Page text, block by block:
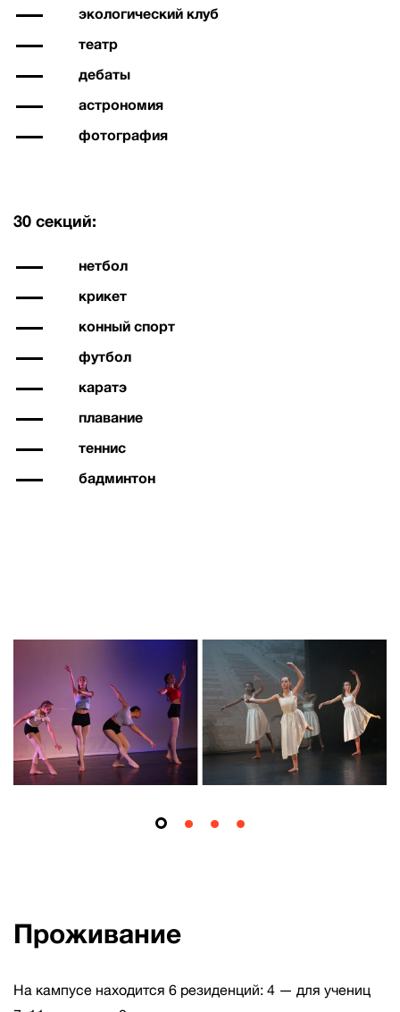
экологический клуб
театр
дебаты
астрономия
фотография
30 секций:
нетбол
крикет
конный спорт
футбол
каратэ
плавание
теннис
бадминтон
Проживание
На кампусе находится 6 резиденций: 4 — для учениц